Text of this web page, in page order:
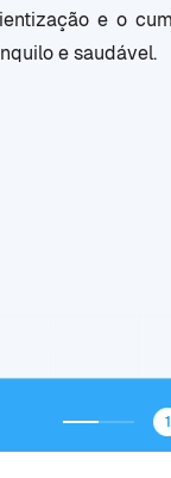
e o
e saudável.
1